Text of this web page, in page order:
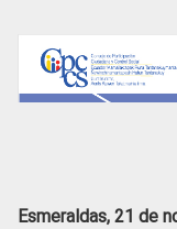
Esmeraldas, 21 de